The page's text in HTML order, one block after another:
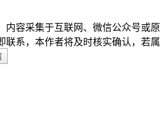
内容采集于互联网、微信公众号或原
联系，本作者将及时核实确认，若属